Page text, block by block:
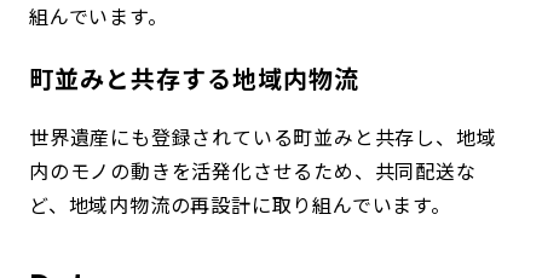
組んでいます。
町並みと共存する地域内物流
世界遺産にも登録されている町並みと共存し、地域
内のモノの動きを活発化させるため、共同配送な
ど、地域内物流の再設計に取り組んでいます。